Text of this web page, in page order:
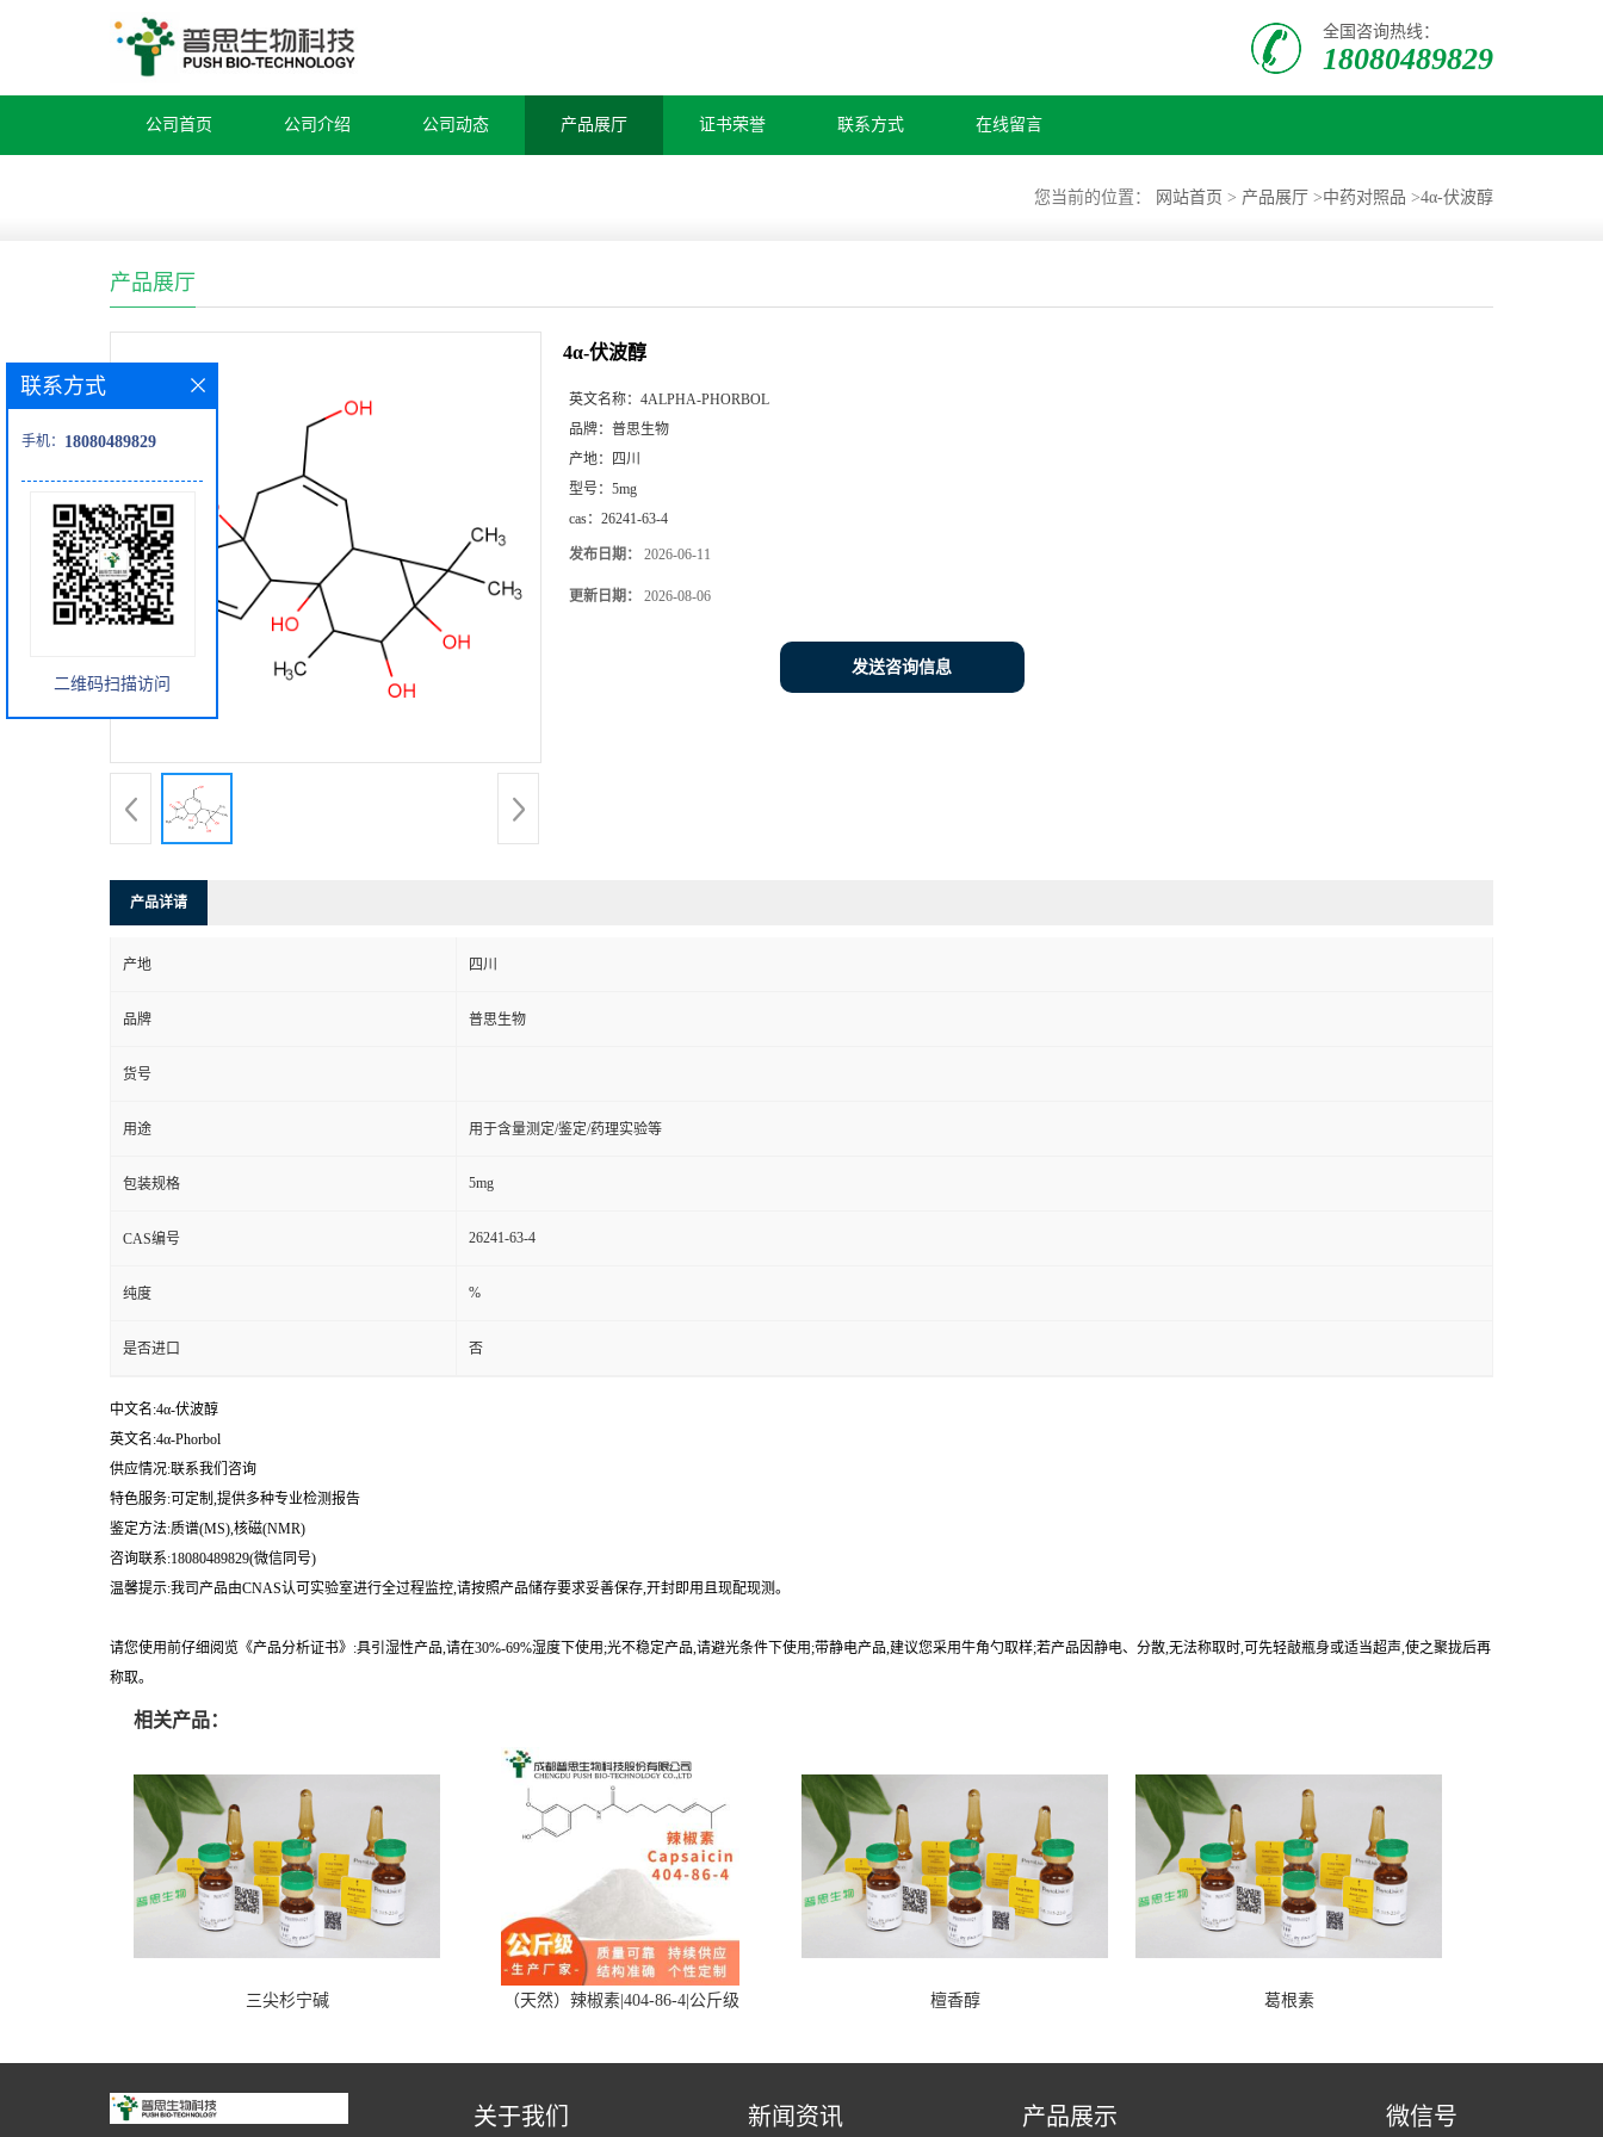
全国咨询热线：
18080489829
公司首页 公司介绍 公司动态 产品展厅 证书荣誉 联系方式 在线留言
您当前的位置： 网站首页 > 产品展厅 >中药对照品 >4α-伏波醇
产品展厅
4α-伏波醇
英文名称： 4ALPHA-PHORBOL
品牌： 普思生物
产地：
四川
型号： 5mg
cas： 26241-63-4
发布日期： 2026-06-11
更新日期： 2026-08-06
发送咨询信息
产品详请
产地 四川
品牌 普思生物
货号
用途 用于含量测定/鉴定/药理实验等
包装规格 5mg
CAS编号 26241-63-4
纯度 %
是否进口 否
中文名:4α-伏波醇
英文名:4α-Phorbol
供应情况:联系我们咨询
特色服务:可定制,提供多种专业检测报告
鉴定方法:质谱(MS),核磁(NMR)
咨询联系:18080489829(微信同号)
温馨提示:我司产品由CNAS认可实验室进行全过程监控,请按照产品储存要求妥善保存,开封即用且现配现测。
请您使用前仔细阅览《产品分析证书》:具引湿性产品,请在30%-69%湿度下使用;光不稳定产品,请避光条件下使用;带静电产品,建议您采用牛角勺取样;若产品因静电、分散,无法称取时,可先轻敲瓶身或适当超声,使之聚拢后再
称取。
相关产品：
三尖杉宁碱 （天然）辣椒素|404-86-4|公斤级 檀香醇 葛根素
联系方式
手机： 18080489829
二维码扫描访问
关于我们 新闻资讯 产品展示 微信号